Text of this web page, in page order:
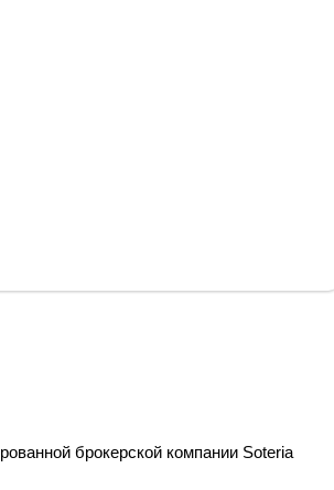
брокерской компании Soteria